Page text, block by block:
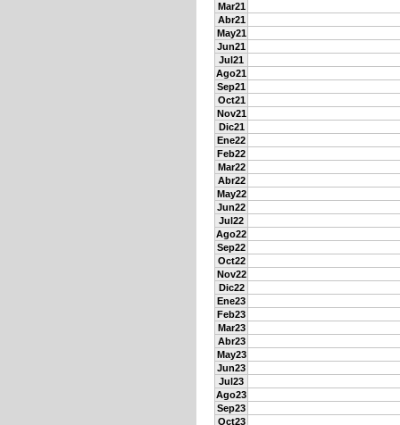
Mar21
Abr21
May21
Jun21
Jul21
Ago21
Sep21
Oct21
Nov21
Dic21
Ene22
Feb22
Mar22
Abr22
May22
Jun22
Jul22
Ago22
Sep22
Oct22
Nov22
Dic22
Ene23
Feb23
Mar23
Abr23
May23
Jun23
Jul23
Ago23
Sep23
Oct23